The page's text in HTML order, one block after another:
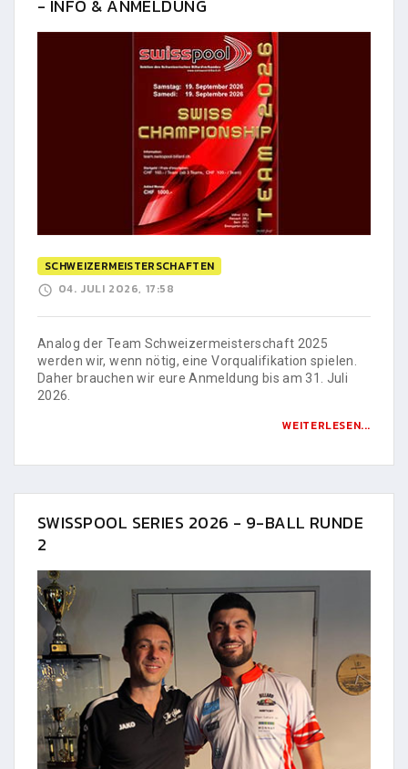
- INFO & ANMELDUNG
SCHWEIZERMEISTERSCHAFTEN
04. JULI 2026, 17:58
Analog der Team Schweizermeisterschaft 2025
werden wir, wenn nötig, eine Vorqualifikation spielen.
Daher brauchen wir eure Anmeldung bis am 31. Juli
2026.
WEITERLESEN...
SWISSPOOL SERIES 2026 - 9-BALL RUNDE
2